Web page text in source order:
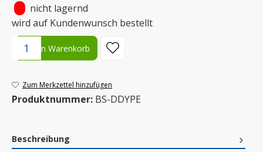
nicht lagernd
wird auf Kundenwunsch bestellt
Produkt Anzahl: Gib den gewünschten Wert ein oder benutze
In den Warenkorb
Zum Merkzettel hinzufügen
Produktnummer: BS-DDYPE
Beschreibung